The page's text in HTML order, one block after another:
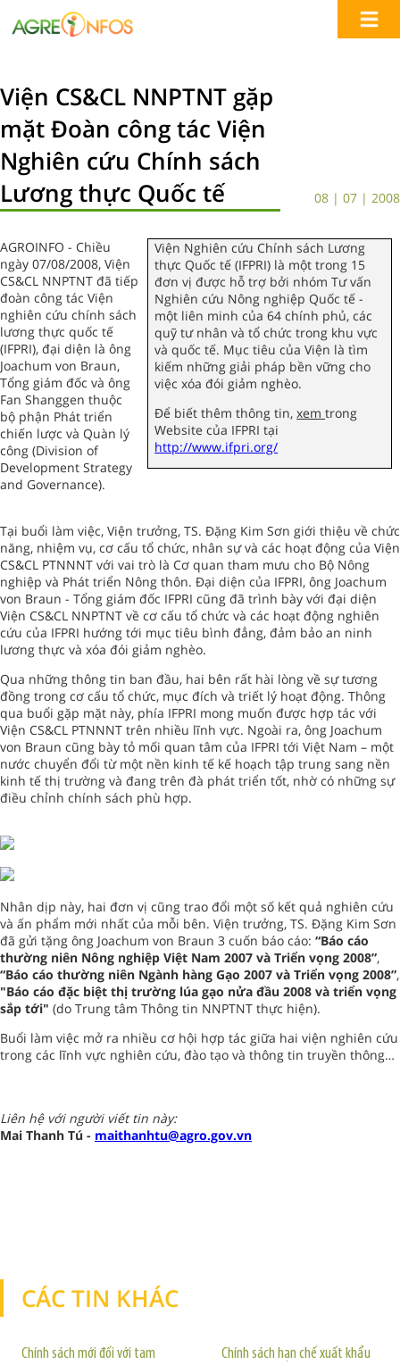
Viện CS&CL NNPTNT gặp
mặt Đoàn công tác Viện
Nghiên cứu Chính sách
Lương thực Quốc tế
08 | 07 | 2008
Viện Nghiên cứu Chính sách Lương
thực Quốc tế (IFPRI) là một trong 15
đơn vị được hỗ trợ bởi nhóm Tư vấn
Nghiên cứu Nông nghiệp Quốc tế -
một liên minh của 64 chính phủ, các
quỹ tư nhân và tổ chức trong khu vực
và quốc tế. Mục tiêu của Viện là tìm
kiếm những giải pháp bền vững cho
việc xóa đói giảm nghèo.
Để biết thêm thông tin,xemtrong
Website của IFPRI tại
http://www.ifpri.org/
AGROINFO - Chiều
ngày 07/08/2008, Viện
CS&CL NNPTNT đã tiếp
đoàn công tác Viện
nghiên cứu chính sách
lương thực quốc tế
(IFPRI), đại diện là ông
Joachum von Braun,
Tổng giám đốc và ông
Fan Shanggen thuộc
bộ phận Phát triển
chiến lược và Quàn lý
công (Division of
Development Strategy
and Governance).
Tại buổi làm việc, Viện trưởng, TS. Đặng Kim Sơn giới thiệu về chức
năng, nhiệm vụ, cơ cấu tổ chức, nhân sự và các hoạt động của Viện
CS&CL PTNNNT với vai trò là Cơ quan tham mưu cho Bộ Nông
nghiệp và Phát triển Nông thôn. Đại diện của IFPRI, ông Joachum
von Braun - Tổng giám đốc IFPRI cũng đã trình bày với đại diện
Viện CS&CL NNPTNT về cơ cấu tổ chức và các hoạt động nghiên
cứu của IFPRI hướng tới mục tiêu bình đẳng, đảm bảo an ninh
lương thực và xóa đói giảm nghèo.
Qua những thông tin ban đầu, hai bên rất hài lòng về sự tương
đồng trong cơ cấu tổ chức, mục đích và triết lý hoạt động. Thông
qua buổi gặp mặt này, phía IFPRI mong muốn được hợp tác với
Viện CS&CL PTNNNT trên nhiều lĩnh vực. Ngoài ra, ông Joachum
von Braun cũng bày tỏ mối quan tâm của IFPRI tới Việt Nam – một
nước chuyển đổi từ một nền kinh tế kế hoạch tập trung sang nền
kinh tế thị trường và đang trên đà phát triển tốt, nhờ có những sự
điều chỉnh chính sách phù hợp.
Nhân dịp này, hai đơn vị cũng trao đổi một số kết quả nghiên cứu
và ấn phẩm mới nhất của mỗi bên. Viện trưởng, TS. Đặng Kim Sơn
đã gửi tặng ông Joachum von Braun 3 cuốn báo cáo: “Báo cáo
thường niên Nông nghiệp Việt Nam 2007 và Triển vọng 2008”,
“Báo cáo thường niên Ngành hàng Gạo 2007 và Triển vọng 2008”,
"Báo cáo đặc biệt thị trường lúa gạo nửa đầu 2008 và triển vọng
sắp tới" (do Trung tâm Thông tin NNPTNT thực hiện).
Buổi làm việc mở ra nhiều cơ hội hợp tác giữa hai viện nghiên cứu
trong các lĩnh vực nghiên cứu, đào tạo và thông tin truyền thông…
Liên hệ với người viết tin này:
Mai Thanh Tú - maithanhtu@agro.gov.vn
CÁC TIN KHÁC
Chính sách mới đối với tam
Chính sách hạn chế xuất khẩu